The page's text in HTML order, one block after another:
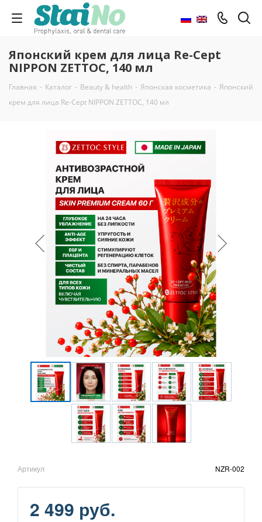
Японский крем для лица Re-Cept
NIPPON ZETTOC, 140 мл
Главная - Каталог - Beauty & health - Японская косметика - Японский
крем для лица Re-Cept NIPPON ZETTOC, 140 мл
Артикул NZR-002
2 499 руб.